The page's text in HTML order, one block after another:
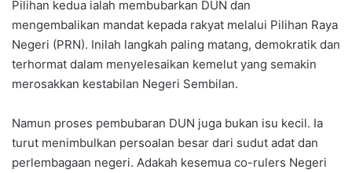
Pilihan kedua ialah membubarkan DUN dan
mengembalikan mandat kepada rakyat melalui Pilihan Raya
Negeri (PRN). Inilah langkah paling matang, demokratik dan
terhormat dalam menyelesaikan kemelut yang semakin
merosakkan kestabilan Negeri Sembilan.
Namun proses pembubaran DUN juga bukan isu kecil. Ia
turut menimbulkan persoalan besar dari sudut adat dan
perlembagaan negeri. Adakah kesemua co-rulers Negeri